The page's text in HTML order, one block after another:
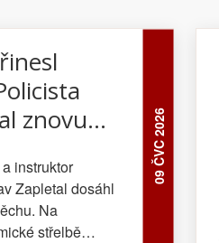
09 ČVC 2026
znovu
instruktor
Zapletal dosáhl
Na
střelbě